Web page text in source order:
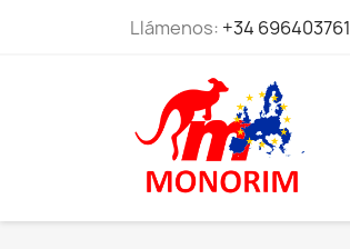
Llámenos: +34 696403761